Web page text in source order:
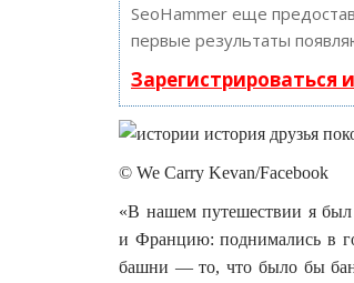
SeoHammer еще
первые результаты
© We Carry Kevan/Facebook
«В нашем путешествии я
и Францию: поднимались в
башни — то, что было бы